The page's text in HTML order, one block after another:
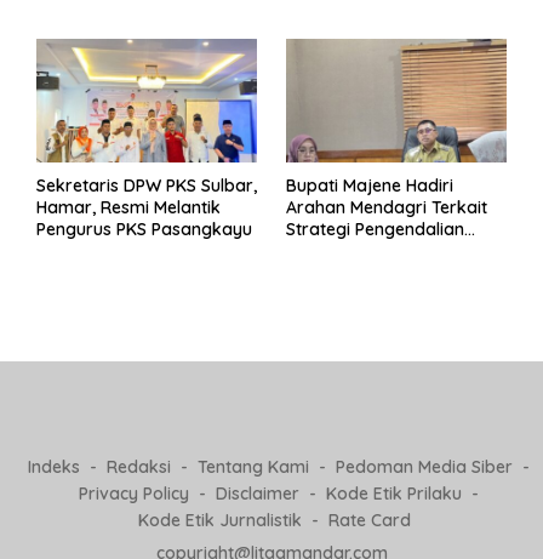
Sekretaris DPW PKS Sulbar,
Hamar, Resmi Melantik
Pengurus PKS Pasangkayu
Bupati Majene Hadiri
Arahan Mendagri Terkait
Strategi Pengendalian
Indeks Redaksi Tentang Kami
Pedoman Media Siber
Privacy Policy
Disclaimer
Kode Etik Prilaku
Kode Etik Jurnalistik
Rate Card
copyright@litaqmandar.com